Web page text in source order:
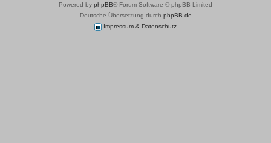
Powered by phpBB® Forum Software © phpBB Limited
Deutsche Übersetzung durch phpBB.de
Impressum & Datenschutz